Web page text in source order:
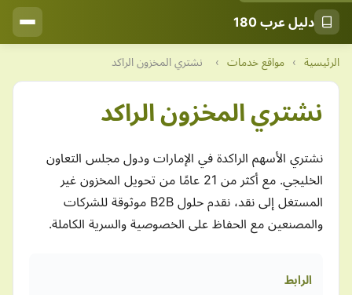
دليل عرب 180
الرئيسية › مواقع خدمات › نشتري المخزون الراكد
نشتري المخزون الراكد
نشتري الأسهم الراكدة في الإمارات ودول مجلس التعاون
الخليجي. مع أكثر من 21 عامًا من تحويل المخزون غير
المستغل إلى نقد، نقدم حلول B2B موثوقة للشركات
والمصنعين مع الحفاظ على الخصوصية والسرية الكاملة.
الرابط